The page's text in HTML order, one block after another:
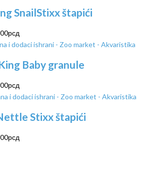
SnailStixx štapići
рсд
Baby granule
рсд
Stixx štapići
рсд